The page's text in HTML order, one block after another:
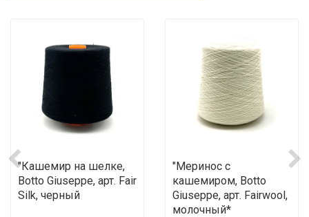
"Кашемир на шелке,
Botto Giuseppe, арт. Fair
Silk, черный
"Меринос с
кашемиром, Botto
Giuseppe, арт. Fairwool,
молочный*